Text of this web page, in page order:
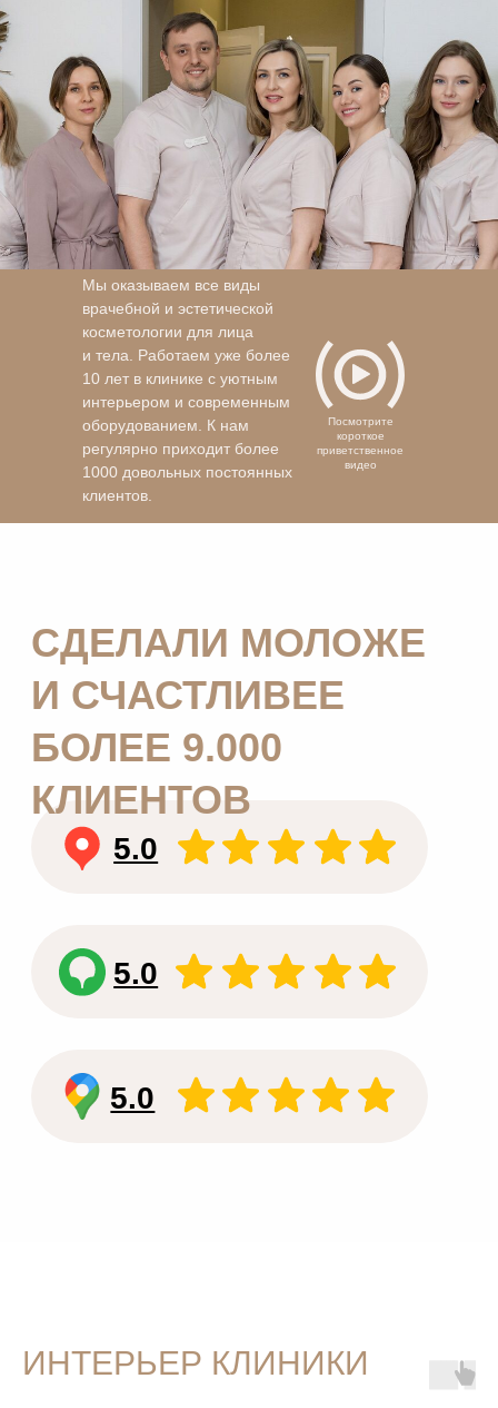
Мы оказываем все виды
врачебной и эстетической
косметологии для лица
и тела. Работаем уже более
10 лет в клинике с уютным
интерьером и современным
оборудованием. К нам
регулярно приходит более
1000 довольных постоянных
клиентов.
Посмотрите
короткое
приветственное
видео
ИНТЕРЬЕР КЛИНИКИ